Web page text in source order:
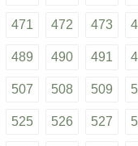
471 472 473
489 490 491
507 508 509
525 526 527